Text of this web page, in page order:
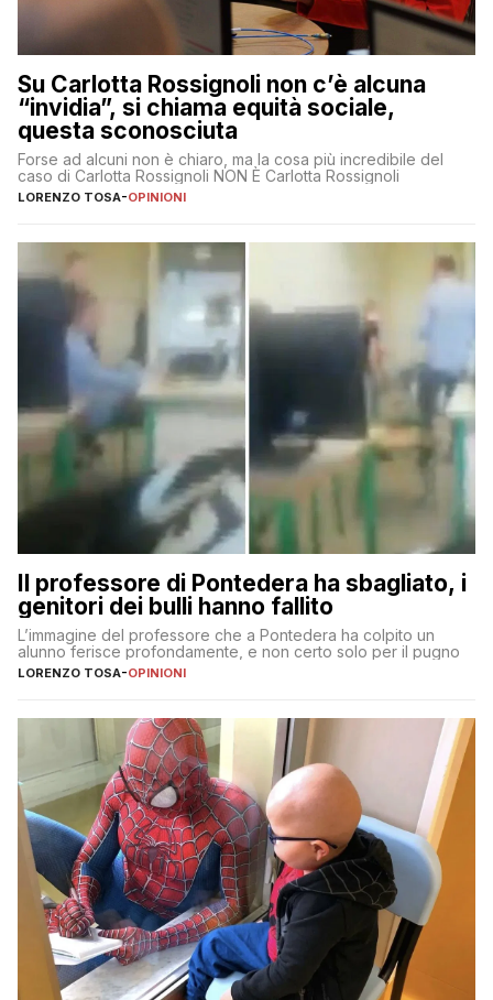
Su Carlotta Rossignoli non c’è alcuna
“invidia”, si chiama equità sociale,
questa sconosciuta
Forse ad alcuni non è chiaro, ma la cosa più incredibile del
caso di Carlotta Rossignoli NON È Carlotta Rossignoli
LORENZO TOSA-OPINIONI
Il professore di Pontedera ha sbagliato, i
genitori dei bulli hanno fallito
L’immagine del professore che a Pontedera ha colpito un
alunno ferisce profondamente, e non certo solo per il pugno
LORENZO TOSA-OPINIONI